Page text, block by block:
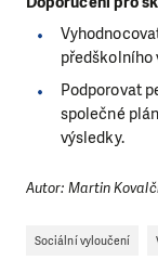
předškolního
Podporovat
společné
výsledky.
Autor: Martin
Sociální vyloučení